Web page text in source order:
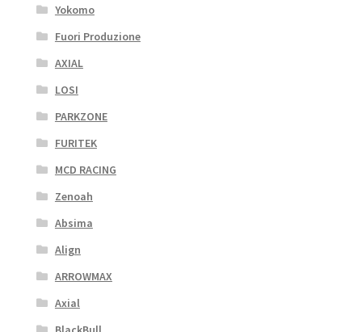
Yokomo
Fuori Produzione
AXIAL
LOSI
PARKZONE
FURITEK
MCD RACING
Zenoah
Absima
Align
ARROWMAX
Axial